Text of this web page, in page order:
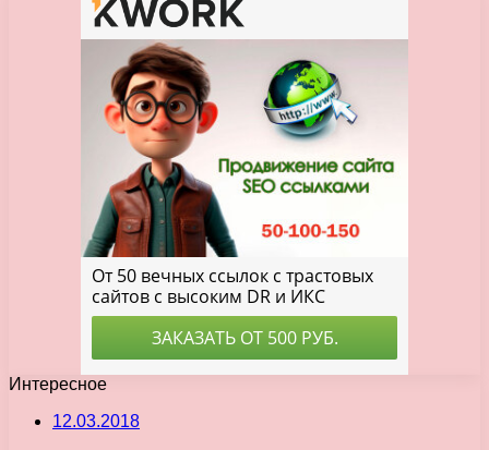
Интересное
12.03.2018